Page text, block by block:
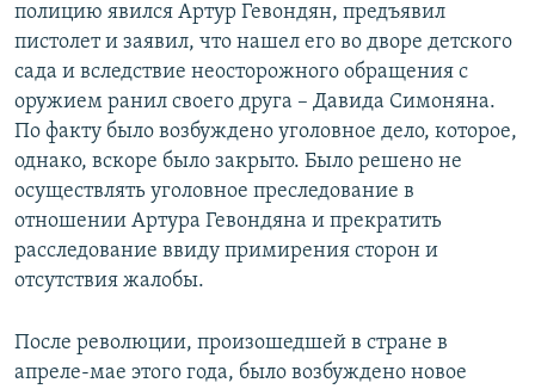
полицию явился Артур Гевондян, предъявил
пистолет и заявил, что нашел его во дворе детского
сада и вследствие неосторожного обращения с
оружием ранил своего друга – Давида Симоняна.
По факту было возбуждено уголовное дело, которое,
однако, вскоре было закрыто. Было решено не
осуществлять уголовное преследование в
отношении Артура Гевондяна и прекратить
расследование ввиду примирения сторон и
отсутствия жалобы.
После революции, произошедшей в стране в
апреле-мае этого года, было возбуждено новое